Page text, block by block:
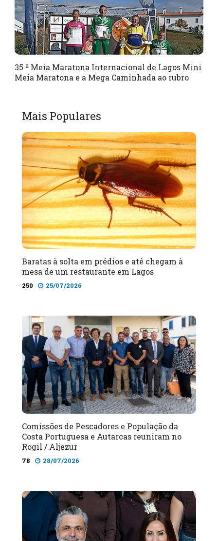
35 ª Meia Maratona Internacional de Lagos Mini
Meia Maratona e a Mega Caminhada ao rubro
Mais Populares
Baratas à solta em prédios e até chegam à
mesa de um restaurante em Lagos
250 25/07/2026
Comissões de Pescadores e População da
Costa Portuguesa e Autarcas reuniram no
Rogil / Aljezur
78 28/07/2026